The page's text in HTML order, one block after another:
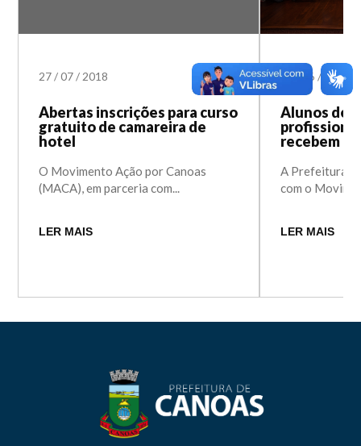
27 /07 /2018
Abertas inscrições para curso
gratuito de camareira de
hotel
O Movimento Ação por Canoas
(MACA), em parceria com...
LER MAIS
28/06 / 2018
Alunos de
recebem
A Prefeitura
com o
LER MAIS